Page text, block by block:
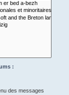
:
des messages